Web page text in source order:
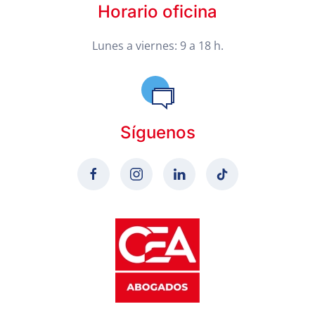
Horario oficina
Lunes a viernes: 9 a 18 h.
Síguenos